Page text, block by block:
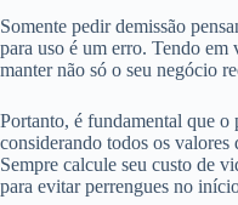
Somente pedir demissão
para uso é um erro. Tendo em
manter não só o seu negócio
Portanto, é fundamental que
considerando todos os
Sempre calcule seu custo de
para evitar perrengues no